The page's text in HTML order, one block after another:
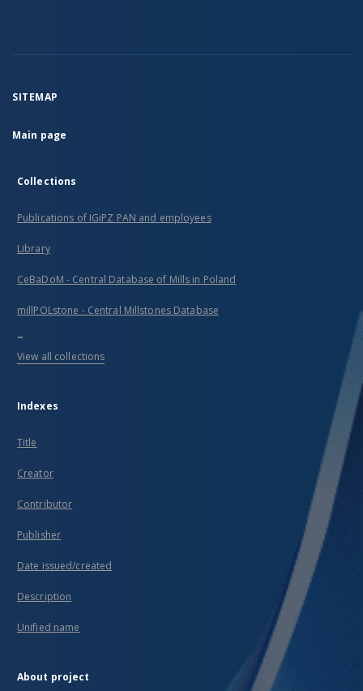
SITEMAP
Main page
Collections
Publications of IGiPZ PAN and employees
Library
CeBaDoM - Central Database of Mills in Poland
millPOLstone - Central Millstones Database
...
View all collections
Indexes
Title
Creator
Contributor
Publisher
Date issued/created
Description
Unified name
About project